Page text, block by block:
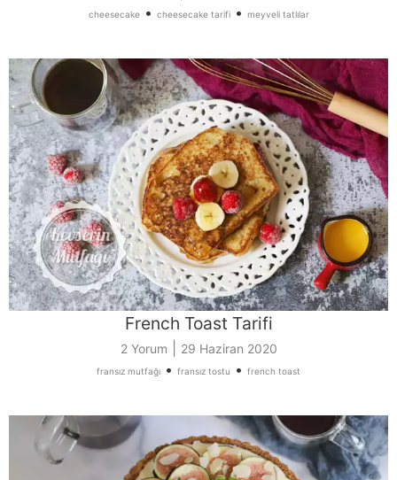
cheesecake• cheesecake tarifi• meyveli tatlılar
French Toast Tarifi
2 Yorum 29 Haziran 2020
fransız mutfağı • fransız tostu • french toast